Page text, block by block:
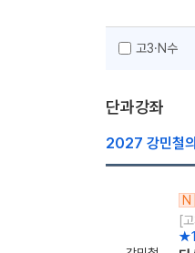
고3·N수
단과강좌
2027 강민철
N
[